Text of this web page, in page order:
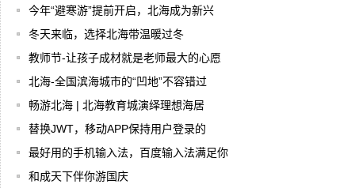
今年“避寒游”提前开启，北海成为新兴
冬天来临，选择北海带温暖过冬
教师节-让孩子成材就是老师最大的心愿
北海-全国滨海城市的“凹地”不容错过
畅游北海 | 北海教育城演绎理想海居
替换JWT，移动APP保持用户登录的
最好用的手机输入法，百度输入法满足你
和成天下伴你游国庆